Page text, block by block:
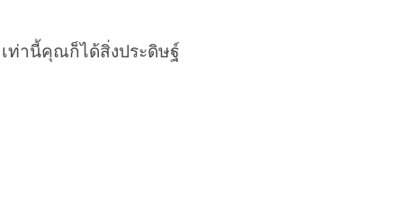
ท่านี้คุณก็ได้สิ่งประดิษฐ์